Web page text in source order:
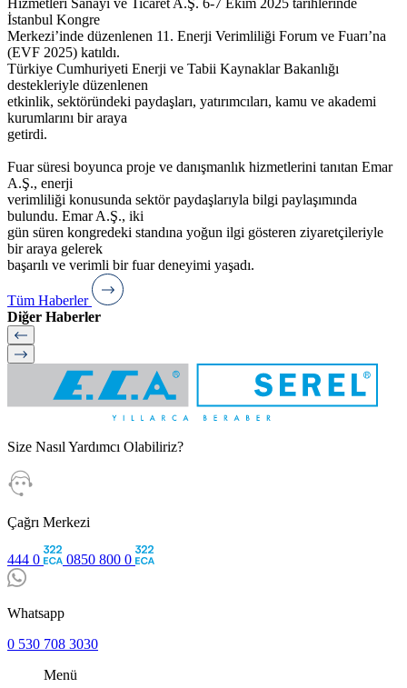
İstanbul Kongre
Merkezi’inde düzenlenen 11. Enerji Verimliliği Forum ve Fuarı’na
(EVF 2025) katıldı.
Türkiye Cumhuriyeti Enerji ve Tabii Kaynaklar Bakanlığı
destekleriyle düzenlenen
etkinlik, sektöründeki paydaşları, yatırımcıları, kamu ve akademi
kurumlarını bir araya
getirdi.
Fuar süresi boyunca proje ve danışmanlık hizmetlerini tanıtan Emar
A.Ş., enerji
verimliliği konusunda sektör paydaşlarıyla bilgi paylaşımında
bulundu. Emar A.Ş., iki
gün süren kongredeki standına yoğun ilgi gösteren ziyaretçileriyle
bir araya gelerek
başarılı ve verimli bir fuar deneyimi yaşadı.
Tüm Haberler
Diğer Haberler
Size Nasıl Yardımcı Olabiliriz?
Çağrı Merkezi
444 0 0850 800 0
Whatsapp
0 530 708 3030
Menü